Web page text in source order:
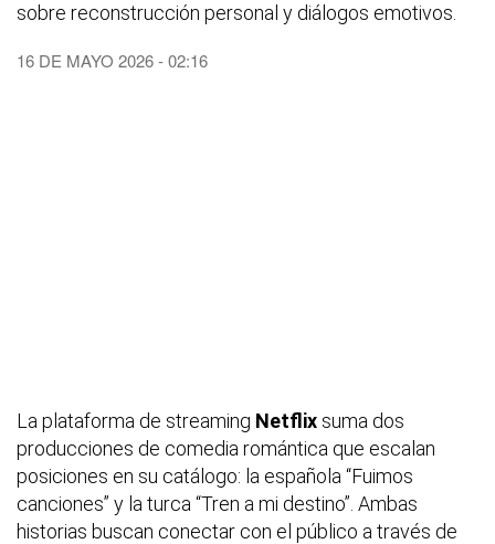
sobre reconstrucción personal y diálogos emotivos.
16 DE MAYO 2026 - 02:16
La plataforma de streaming Netflix suma dos
producciones de comedia romántica que escalan
posiciones en su catálogo: la española “Fuimos
canciones” y la turca “Tren a mi destino”. Ambas
historias buscan conectar con el público a través de